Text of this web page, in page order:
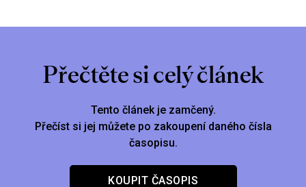
Přečtěte si celý článek
Tento článek je zamčený.
Přečíst si jej můžete po zakoupení daného čísla
časopisu.
KOUPIT ČASOPIS